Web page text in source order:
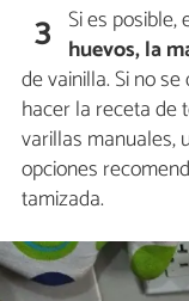
3 Si es
huevos, la
de vainilla. Si no
hacer la receta de
varillas manuales,
opciones
tamizada.